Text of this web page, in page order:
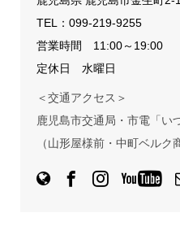
TEL： 099-219-9255
営業時間 11:00～19:00
定休日 水曜日
＜交通アクセス＞
鹿児島市交通局・市電「い
（山形屋様前・中町ベルク